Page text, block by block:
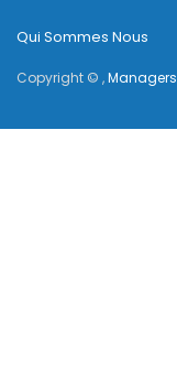
Qui Sommes Nous
Copyright © ,Managers